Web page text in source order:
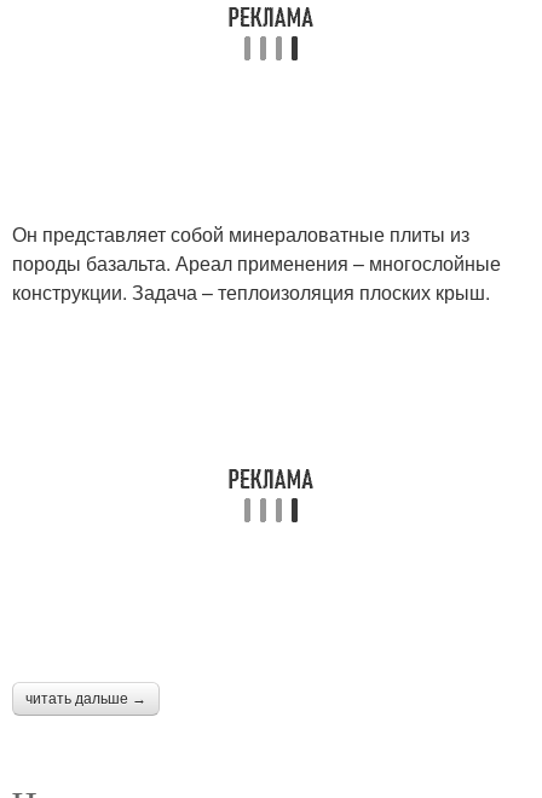
Он представляет собой минераловатные плиты из
породы базальта. Ареал применения – многослойные
конструкции. Задача – теплоизоляция плоских крыш.
читать дальше →